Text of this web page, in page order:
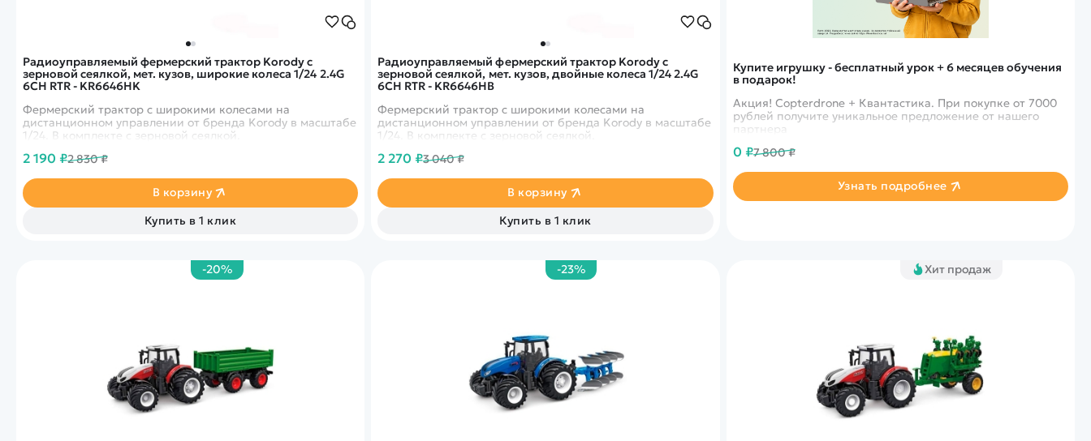
Купите игрушку - бесплатный урок + 6 месяцев обучения
в подарок!
Акция! Copterdrone + Квантастика. При покупке от 7000
рублей получите уникальное предложение от нашего
партнера
0 ₽7 800 ₽
Узнать подробнее
Радиоуправляемый фермерский трактор Korody с
зерновой сеялкой, мет. кузов, широкие колеса 1/24 2.4G
6CH RTR - KR6646HK
Фермерский трактор с широкими колесами на
дистанционном управлении от бренда Korody в масштабе
1/24. В комплекте с зерновой сеялкой.
2 190 ₽2 830 ₽
В корзину
Купить в 1 клик
Радиоуправляемый фермерский трактор Korody с
зерновой сеялкой, мет. кузов, двойные колеса 1/24 2.4G
6CH RTR - KR6646HB
Фермерский трактор с широкими колесами на
дистанционном управлении от бренда Korody в масштабе
1/24. В комплекте с зерновой сеялкой.
2 270 ₽3 040 ₽
В корзину
Купить в 1 клик
-20% -23% Хит продаж